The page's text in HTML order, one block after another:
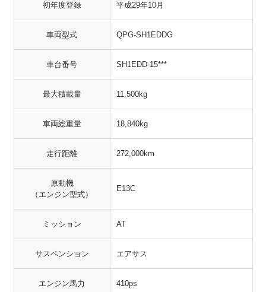
初年度登録 平成29年10月
車両型式 QPG-SH1EDDG
車台番号 SH1EDD-15***
最大積載量 11,500kg
車両総重量 18,840kg
走行距離 272,000km
原動機
（エンジン型式）
E13C
ミッション AT
サスペンション エアサス
エンジン馬力 410ps